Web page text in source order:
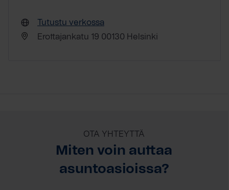
Tutustu verkossa
Erottajankatu 19 00130 Helsinki
OTA YHTEYTTÄ
Miten voin auttaa
asuntoasioissa?